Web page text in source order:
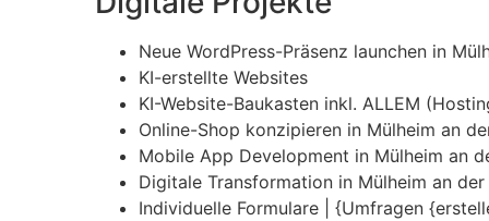
Neue WordPress-Präsenz launchen in
KI-erstellte Websites
KI-Website-Baukasten inkl. ALLEM
Online-Shop konzipieren in Mülheim an
Mobile App Development in Mülheim an
Digitale Transformation in Mülheim an der
Individuelle Formulare | {Umfragen